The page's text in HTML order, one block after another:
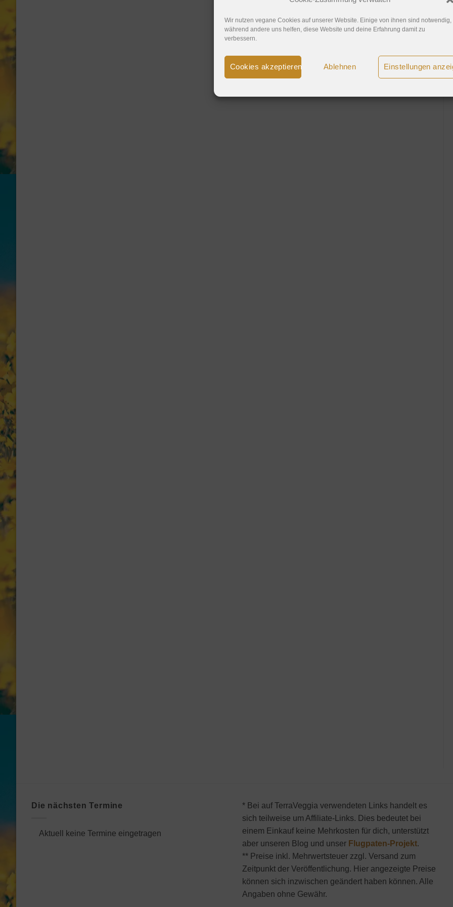
Wir nutzen vegane Cookies auf unserer Website. Einige von ihnen sind notwendig,
während andere uns helfen, diese Website und deine Erfahrung damit zu
verbessern.
Cookies akzeptieren Ablehnen Einstellungen
Die nächsten Termine
Aktuell keine Termine eingetragen
* Bei auf TerraVeggia verwendeten Links handelt es
sich teilweise um Affiliate-Links. Dies bedeutet bei
einem Einkauf keine Mehrkosten für dich, unterstützt
aber unseren Blog und unser Flugpaten-Projekt.
** Preise inkl. Mehrwertsteuer zzgl. Versand zum
Zeitpunkt der Veröffentlichung. Hier angezeigte Preise
können sich inzwischen geändert haben können. Alle
Angaben ohne Gewähr.